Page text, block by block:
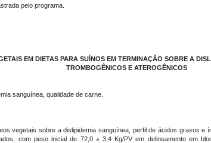
pelo programa.
EM DIETAS PARA SUÍNOS EM TERMINAÇÃO SOBRE A
TROMBOGÊNICOS E ATEROGÊNICOS
sanguínea, qualidade de carne.
vegetais sobre a dislipidemia sanguínea, perfil de ácidos graxos
com peso inicial de 72,0 ± 3,4 Kg/PV em delineamento em